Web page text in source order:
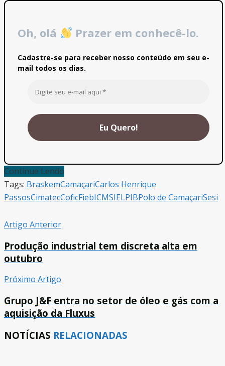
Oh, olá Prazer em conhecê-lo.
Cadastre-se para receber nosso conteúdo em seu e-
mail todos os dias.
Continue Lendo
Tags: BraskemCamaçariCarlos Henrique
PassosCimatecCoficFiebICMSIELPIBPolo de CamaçariSesi
Artigo Anterior
Produção industrial tem discreta alta em
outubro
Próximo Artigo
Grupo J&F entra no setor de óleo e gás com a
aquisição da Fluxus
NOTÍCIAS RELACIONADAS